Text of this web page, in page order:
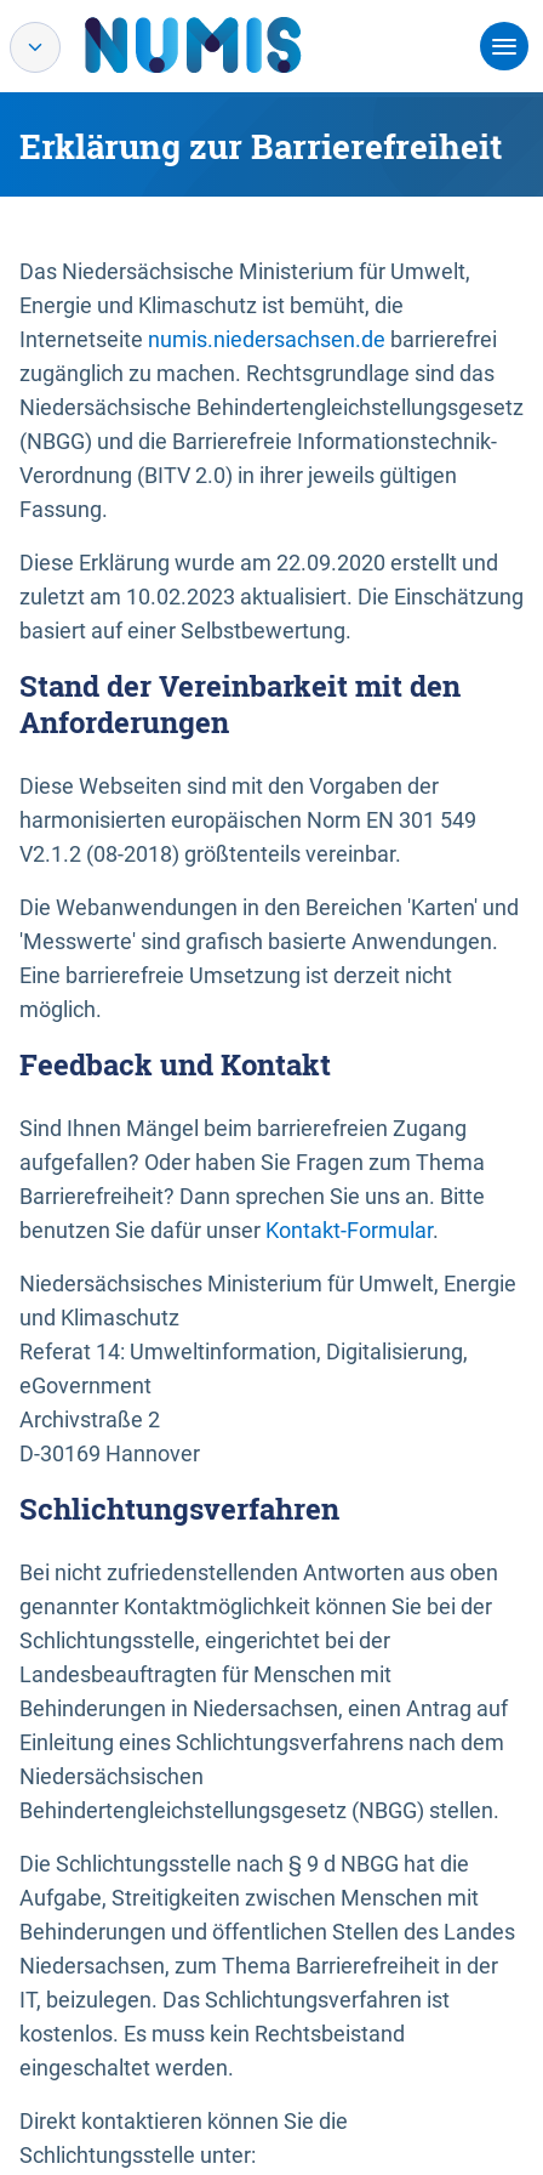
Erklärung zur Barrierefreiheit
Das Niedersächsische Ministerium für Umwelt,
Energie und Klimaschutz ist bemüht, die
Internetseite numis.niedersachsen.de barrierefrei
zugänglich zu machen. Rechtsgrundlage sind das
Niedersächsische Behindertengleichstellungsgesetz
(NBGG) und die Barrierefreie Informationstechnik-
Verordnung (BITV 2.0) in ihrer jeweils gültigen
Fassung.
Diese Erklärung wurde am 22.09.2020 erstellt und
zuletzt am 10.02.2023 aktualisiert. Die Einschätzung
basiert auf einer Selbstbewertung.
Stand der Vereinbarkeit mit den
Anforderungen
Diese Webseiten sind mit den Vorgaben der
harmonisierten europäischen Norm EN 301 549
V2.1.2 (08-2018) größtenteils vereinbar.
Die Webanwendungen in den Bereichen 'Karten' und
'Messwerte' sind grafisch basierte Anwendungen.
Eine barrierefreie Umsetzung ist derzeit nicht
möglich.
Feedback und Kontakt
Sind Ihnen Mängel beim barrierefreien Zugang
aufgefallen? Oder haben Sie Fragen zum Thema
Barrierefreiheit? Dann sprechen Sie uns an. Bitte
benutzen Sie dafür unser Kontakt-Formular.
Niedersächsisches Ministerium für Umwelt, Energie
und Klimaschutz
Referat 14: Umweltinformation, Digitalisierung,
eGovernment
Archivstraße 2
D-30169 Hannover
Schlichtungsverfahren
Bei nicht zufriedenstellenden Antworten aus oben
genannter Kontaktmöglichkeit können Sie bei der
Schlichtungsstelle, eingerichtet bei der
Landesbeauftragten für Menschen mit
Behinderungen in Niedersachsen, einen Antrag auf
Einleitung eines Schlichtungsverfahrens nach dem
Niedersächsischen
Behindertengleichstellungsgesetz (NBGG) stellen.
Die Schlichtungsstelle nach § 9 d NBGG hat die
Aufgabe, Streitigkeiten zwischen Menschen mit
Behinderungen und öffentlichen Stellen des Landes
Niedersachsen, zum Thema Barrierefreiheit in der
IT, beizulegen. Das Schlichtungsverfahren ist
kostenlos. Es muss kein Rechtsbeistand
eingeschaltet werden.
Direkt kontaktieren können Sie die
Schlichtungsstelle unter: